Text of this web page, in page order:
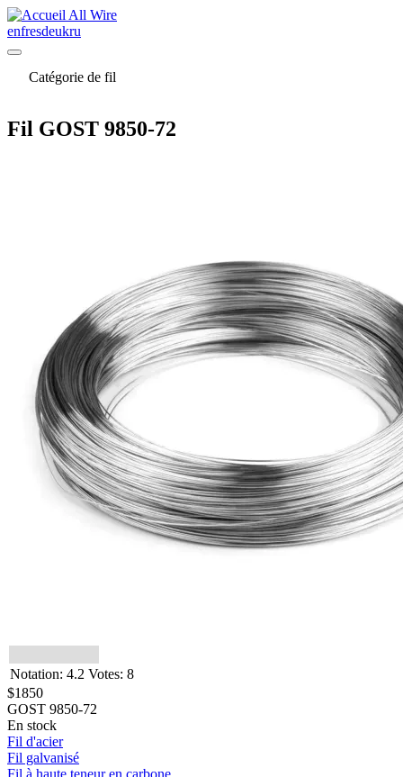
All Wire
enfresdeukru
Catégorie de fil
Fil GOST 9850-72
Notation: 4.2 Votes: 8
$1850
GOST 9850-72
En stock
Fil d'acier
Fil galvanisé
Fil à haute teneur en carbone